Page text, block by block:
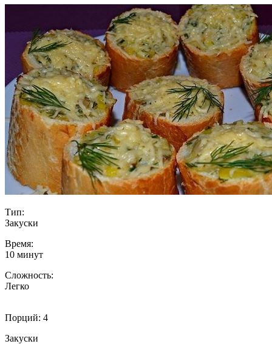
Тип:
Закуски
Время:
10 минут
Сложность:
Легко
Порций: 4
Закуски